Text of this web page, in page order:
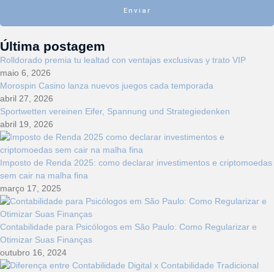
Enviar
Última postagem
Rolldorado premia tu lealtad con ventajas exclusivas y trato VIP
maio 6, 2026
Morospin Casino lanza nuevos juegos cada temporada
abril 27, 2026
Sportwetten vereinen Eifer, Spannung und Strategiedenken
abril 19, 2026
Imposto de Renda 2025: como declarar investimentos e criptomoedas
sem cair na malha fina
março 17, 2025
Contabilidade para Psicólogos em São Paulo: Como Regularizar e
Otimizar Suas Finanças
outubro 16, 2024